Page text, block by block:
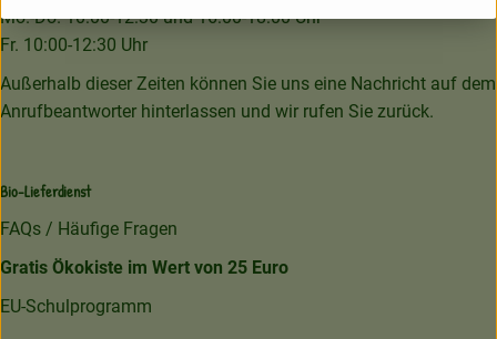
Mo.-Do. 10:00-12:30 und 16:00-18:00 Uhr
Fr. 10:00-12:30 Uhr
Außerhalb dieser Zeiten können Sie uns eine Nachricht auf dem
Anrufbeantworter hinterlassen und wir rufen Sie zurück.
Bio-Lieferdienst
FAQs / Häufige Fragen
Gratis Ökokiste im Wert von 25 Euro
EU-Schulprogramm